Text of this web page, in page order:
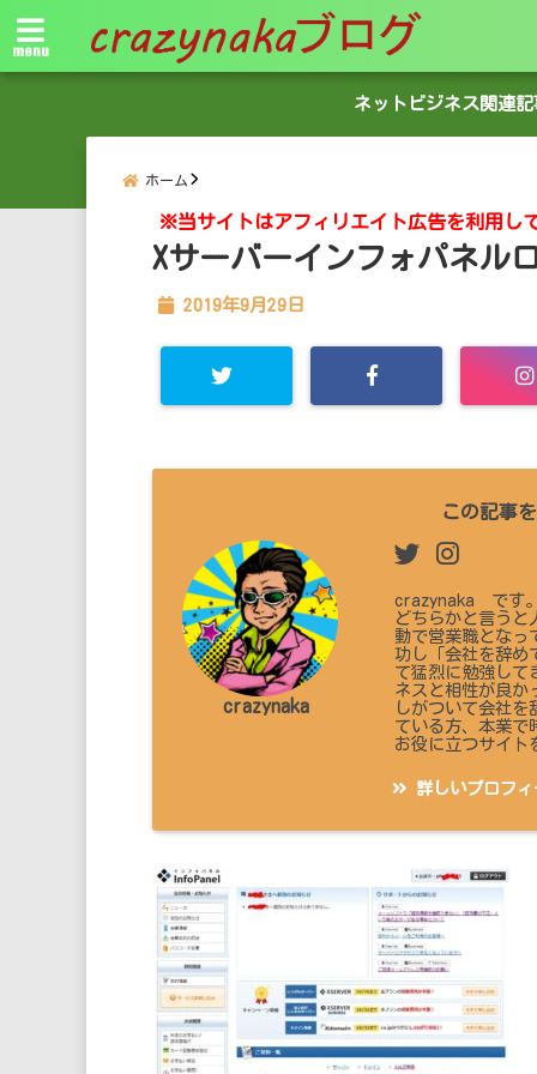
menu
ネットビジネス関連記
ホーム
※当サイトはアフィリエイト広告を利用し
Xサーバーインフォパネル
2019年9月29日
この記事
crazynaka
crazynaka です。
どちらかと言うと
動で営業職となっ
功し「会社を辞め
て猛烈に勉強して
ネスと相性が良か
しがついて会社
ている方、本業で
お役に立つサイト
詳しいプロフ